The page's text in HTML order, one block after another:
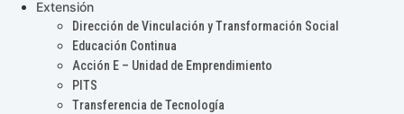
Extensión
Dirección de Vinculación y Transformación Social
Educación Continua
Acción E – Unidad de Emprendimiento
PITS
Transferencia de Tecnología